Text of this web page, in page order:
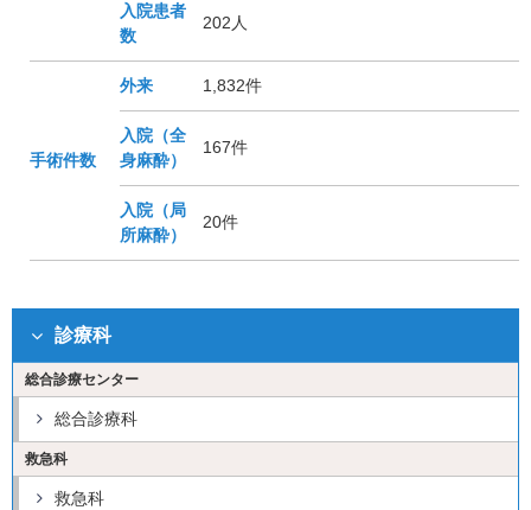
入院患者
数
202人
手術件数
外来 1,832件
入院（全
身麻酔）
167件
入院（局
所麻酔）
20件
診療科
総合診療センター
総合診療科
救急科
救急科